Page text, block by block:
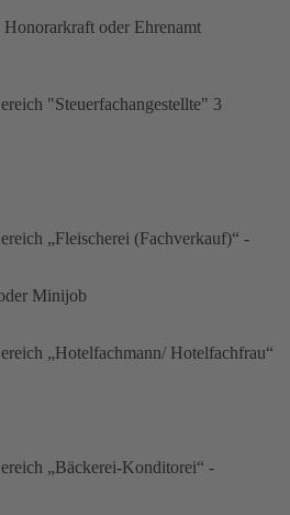
oder Ehrenamt
"Steuerfachangestellte" 3
„Fleischerei (Fachverkauf)“ -
Minijob
„Hotelfachmann/ Hotelfachfrau“
„Bäckerei-Konditorei“ -